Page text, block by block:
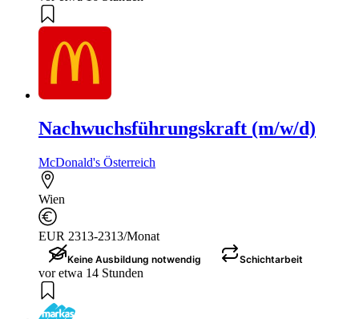
Nachwuchsführungskraft (m/w/d)
McDonald's Österreich
Wien
EUR 2313-2313/Monat
Keine Ausbildung notwendig Schichtarbeit
vor etwa 14 Stunden